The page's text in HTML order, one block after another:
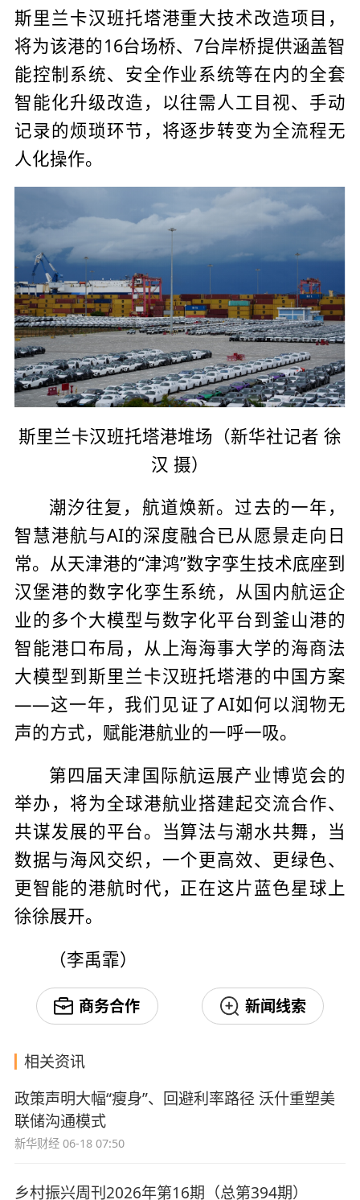
斯里兰卡汉班托塔港重大技术改造项目，
将为该港的16台场桥、7台岸桥提供涵盖智
能控制系统、安全作业系统等在内的全套
智能化升级改造，以往需人工目视、手动
记录的烦琐环节，将逐步转变为全流程无
人化操作。
斯里兰卡汉班托塔港堆场（新华社记者 徐
汉 摄）
潮汐往复，航道焕新。过去的一年，
智慧港航与AI的深度融合已从愿景走向日
常。从天津港的“津鸿”数字孪生技术底座到
汉堡港的数字化孪生系统，从国内航运企
业的多个大模型与数字化平台到釜山港的
智能港口布局，从上海海事大学的海商法
大模型到斯里兰卡汉班托塔港的中国方案
——这一年，我们见证了AI如何以润物无
声的方式，赋能港航业的一呼一吸。
第四届天津国际航运展产业博览会的
举办，将为全球港航业搭建起交流合作、
共谋发展的平台。当算法与潮水共舞，当
数据与海风交织，一个更高效、更绿色、
更智能的港航时代，正在这片蓝色星球上
徐徐展开。
（李禹霏）
商务合作 新闻线索
相关资讯
政策声明大幅“瘦身”、回避利率路径 沃什重塑美
联储沟通模式
新华财经 06-18 07:50
乡村振兴周刊2026年第16期（总第394期）